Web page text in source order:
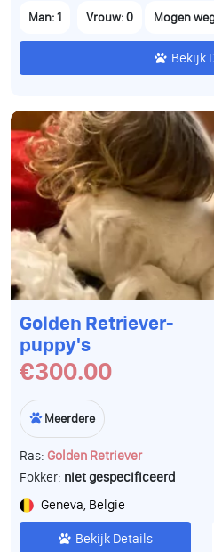
dierenarts en is correct
hem een warme, liefdevolle en
die hem een prachtig leven zal
Man: 1 Vrouw: 0 Mogen
Bekijk
Golden Retriever-
puppy's
€300.00
Meerdere
Ras: Golden Retriever
Fokker: niet gespecificeerd
Geneva, Belgie
Bekijk Details